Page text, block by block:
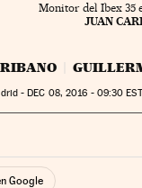
Monitor del Ibex 35
JUAN
- DEC 08, 2016 - 09:30 EST
en TwitterRedes Sociales
Google